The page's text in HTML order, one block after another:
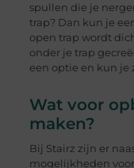
spullen die je
trap? Dan kun je
open trap wordt
onder je trap
een optie en kun je
Wat voor
maken?
Bij Stairz zijn er
mogelijkheden